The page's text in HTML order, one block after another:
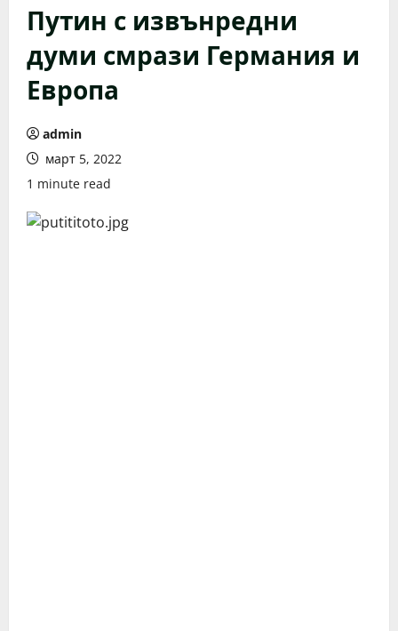
Путин с извънредни
думи смрази Германия и
Европа
admin
март 5, 2022
1 minute read